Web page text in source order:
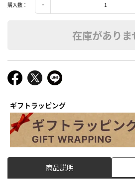
購入数：
在庫がありま
ギフトラッピング
商品説明